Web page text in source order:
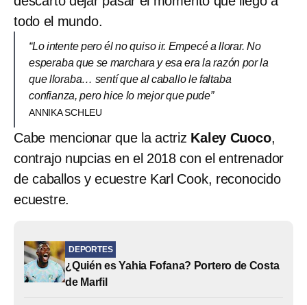
todo el mundo.
“Lo intente pero él no quiso ir. Empecé a llorar. No
esperaba que se marchara y esa era la razón por la
que lloraba… sentí que al caballo le faltaba
confianza, pero hice lo mejor que pude”
ANNIKA SCHLEU
Cabe mencionar que la actriz Kaley Cuoco,
contrajo nupcias en el 2018 con el entrenador
de caballos y ecuestre Karl Cook, reconocido
ecuestre.
DEPORTES
¿Quién es Yahia Fofana? Portero de Costa
de Marfil